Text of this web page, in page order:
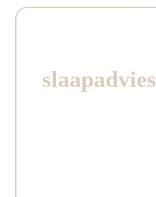
slaapadvies